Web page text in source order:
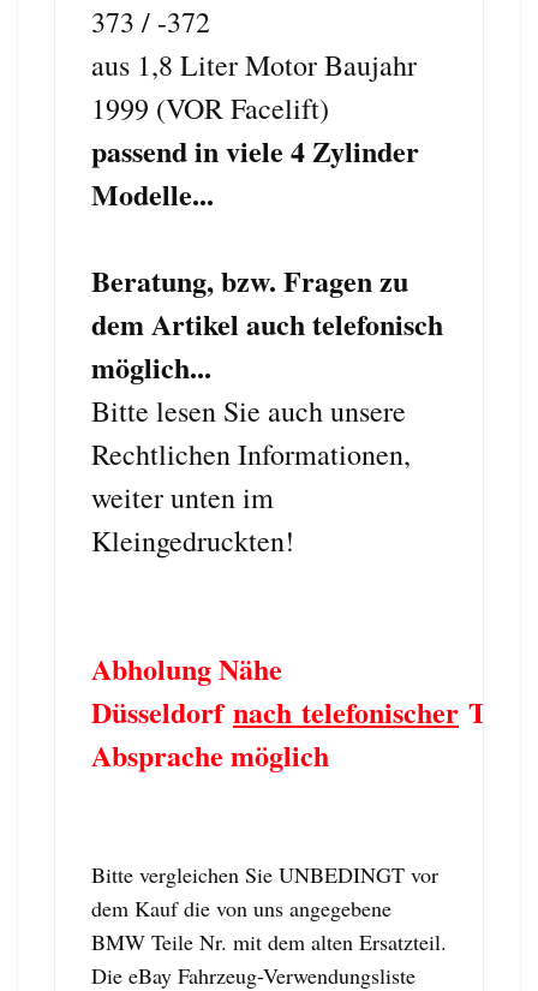
373 / -372
aus 1,8 Liter Motor Baujahr
1999 (VOR Facelift)
passend in viele 4 Zylinder
Modelle...
Beratung, bzw. Fragen zu
dem Artikel auch telefonisch
möglich...
Bitte lesen Sie auch unsere
Rechtlichen Informationen,
weiter unten im
Kleingedruckten!
Abholung Nähe
Düsseldorfnach telefonischer
Absprache möglich
Bitte vergleichen Sie UNBEDINGT vor
dem Kauf die von uns angegebene
BMW Teile Nr. mit dem alten Ersatzteil.
Die eBay Fahrzeug-Verwendungsliste